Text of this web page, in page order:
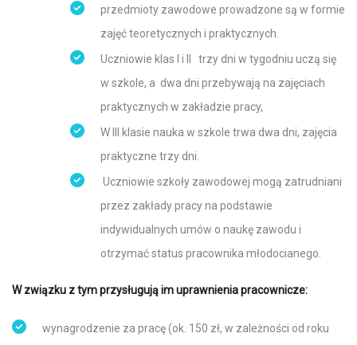
przedmioty zawodowe prowadzone są w formie
zajęć teoretycznych i praktycznych.
Uczniowie klas I i II trzy dni w tygodniu uczą się
w szkole, a dwa dni przebywają na zajęciach
praktycznych w zakładzie pracy,
W III klasie nauka w szkole trwa dwa dni, zajęcia
praktyczne trzy dni.
Uczniowie szkoły zawodowej mogą zatrudniani
przez zakłady pracy na podstawie
indywidualnych umów o naukę zawodu i
otrzymać status pracownika młodocianego.
W związku z tym przysługują im uprawnienia pracownicze:
wynagrodzenie za pracę (ok. 150 zł, w zależności od roku